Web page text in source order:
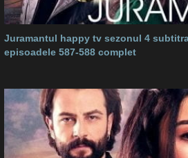
Juramantul happy tv sezonul 4
episoadele 587-588 complet